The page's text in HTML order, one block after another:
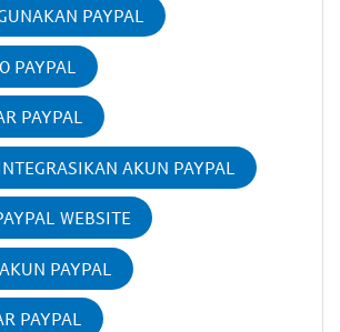
PAYPAL
PAYPAL
PAYPAL
AKUN PAYPAL
WEBSITE
PAYPAL
PAYPAL